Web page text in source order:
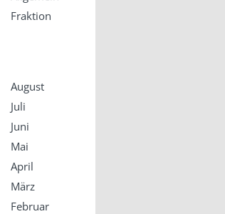
Fraktion
August
Juli
Juni
Mai
April
März
Februar